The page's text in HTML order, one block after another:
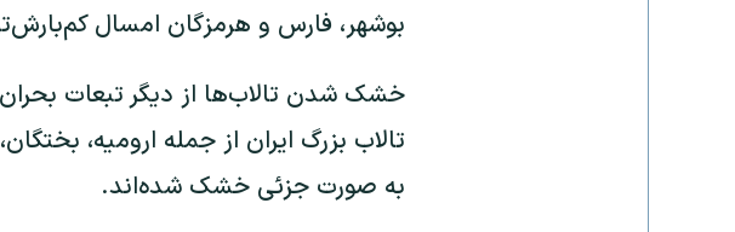
بوشهر، فارس و هرمزگان امسال
تالاب بزرگ ایران از جمله ارومیه،
به صورت جزئی خشک شده‌اند.